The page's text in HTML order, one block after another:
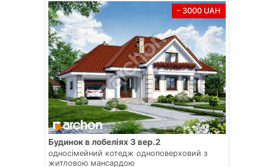
- 3000 UAH
Будинок в лобеліях 3 вер.2
односімейний котедж одноповерховий з
житловою мансардою